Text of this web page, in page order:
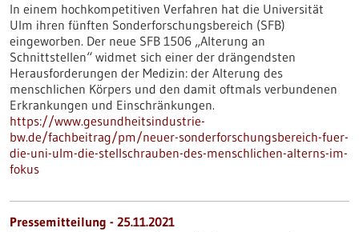
In einem hochkompetitiven Verfahren hat die Universität
Ulm ihren fünften Sonderforschungsbereich (SFB)
eingeworben. Der neue SFB 1506 „Alterung an
Schnittstellen“ widmet sich einer der drängendsten
Herausforderungen der Medizin: der Alterung des
menschlichen Körpers und den damit oftmals verbundenen
Erkrankungen und Einschränkungen.
https://www.gesundheitsindustrie-
bw.de/fachbeitrag/pm/neuer-sonderforschungsbereich-fuer-
die-uni-ulm-die-stellschrauben-des-menschlichen-alterns-im-
fokus
Pressemitteilung - 25.11.2021